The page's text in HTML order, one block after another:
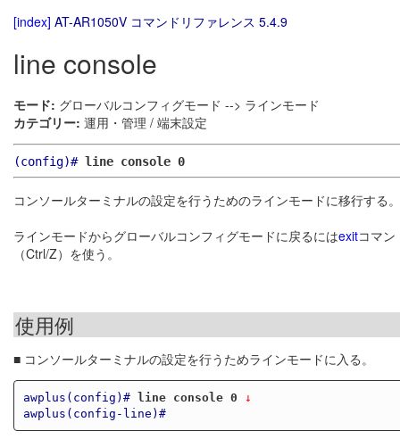
[index] AT-AR1050V コマンドリファレンス 5.4.9
line console
モード: グローバルコンフィグモード --> ラインモード
カテゴリー: 運用・管理 / 端末設定
(config)# line console 0
コンソールターミナルの設定を行うためのラインモードに移行する。
ラインモードからグローバルコンフィグモードに戻るにはexitコマ
（Ctrl/Z）を使う。
使用例
■ コンソールターミナルの設定を行うためラインモードに入る。
awplus(config)# line console 0 ↓
awplus(config-line)#